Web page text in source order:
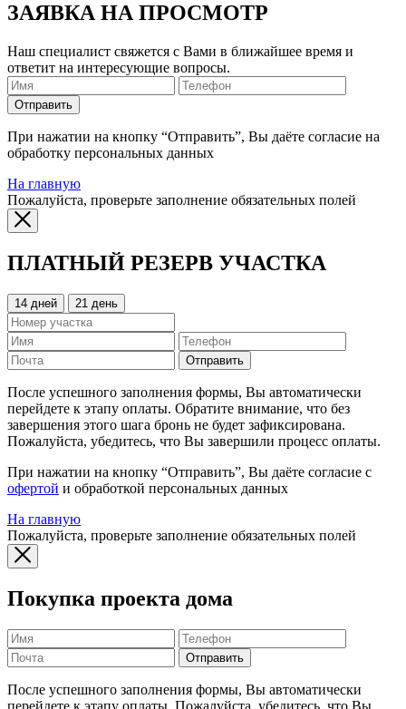
ЗАЯВКА НА ПРОСМОТР
Наш специалист свяжется с Вами в ближайшее время и
ответит на интересующие вопросы.
Отправить
При нажатии на кнопку “Отправить”, Вы даёте согласие на
обработку персональных данных
На главную
Пожалуйста, проверьте заполнение обязательных полей
ПЛАТНЫЙ РЕЗЕРВ УЧАСТКА
14 дней 21 день
Отправить
После успешного заполнения формы, Вы автоматически
перейдете к этапу оплаты. Обратите внимание, что без
завершения этого шага бронь не будет зафиксирована.
Пожалуйста, убедитесь, что Вы завершили процесс оплаты.
При нажатии на кнопку “Отправить”, Вы даёте согласие с
офертой и обработкой персональных данных
На главную
Пожалуйста, проверьте заполнение обязательных полей
Покупка проекта дома
Отправить
После успешного заполнения формы, Вы автоматически
перейдете к этапу оплаты. Пожалуйста, убедитесь, что Вы